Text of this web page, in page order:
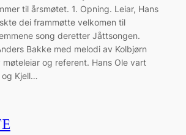
til årsmøtet. 1. Opning. Leiar, Hans
dei frammøtte velkomen til
song deretter Jåttsongen.
Bakke med melodi av Kolbjørn
møteleiar og referent. Hans Ole vart
Kjell…